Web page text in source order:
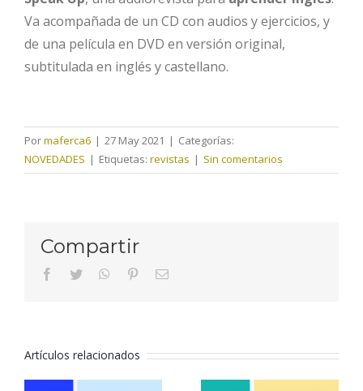
Va acompañada de un CD con audios y ejercicios, y
de una película en DVD en versión original,
subtitulada en inglés y castellano.
Pormaferca6 | 27 May 2021 | Categorías:
NOVEDADES | Etiquetas: revistas | Sin comentarios
Compartir
facebooktwitter whatsapppinterestCorreo
Artículos relacionados